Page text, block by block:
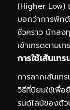
(Higher Low)
บอกว่าการพัก
ชั่วคราว นักลง
เข้าเทรดตามเ
การใช้เส้นเ
การลากเส้นเท
วิธีที่นิยมใช้เพื่
รนด์ไลน์ของตั